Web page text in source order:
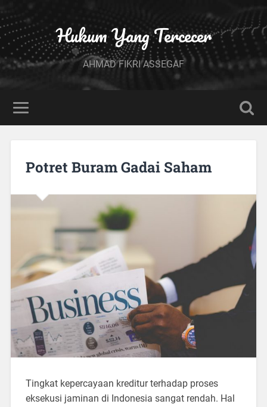
Hukum Yang Tercecer
AHMAD FIKRI ASSEGAF
Potret Buram Gadai Saham
Tingkat kepercayaan kreditur terhadap proses
eksekusi jaminan di Indonesia sangat rendah. Hal